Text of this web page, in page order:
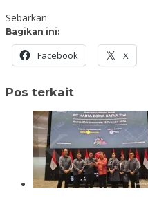
Sebarkan
Bagikan ini:
Facebook X
Pos terkait